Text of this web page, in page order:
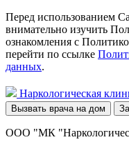
Перед использованием
внимательно изучить
ознакомления с
перейти по ссылке
данных.
Наркологическая
Вызвать врача на дом
ООО "МК